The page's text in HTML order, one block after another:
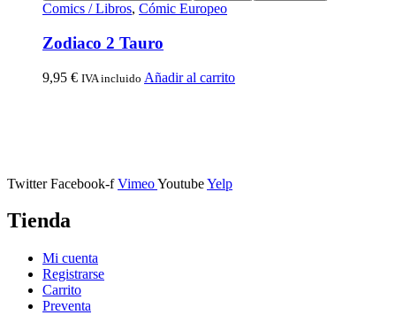
Comics / Libros, Cómic Europeo
Zodiaco 2 Tauro
9,95 € IVA incluido Añadir al carrito
Twitter Facebook-f VimeoYoutubeYelp
Tienda
Mi cuenta
Registrarse
Carrito
Preventa